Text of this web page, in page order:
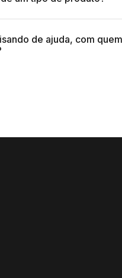
de ajuda, com
(11) 4118-3816.